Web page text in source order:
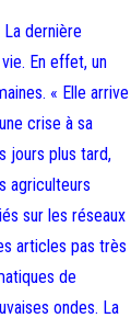
dernière
En effet, un
« Elle arrive
crise à sa
jours plus tard,
agriculteurs
sur les réseaux
articles pas très
de
ondes. La